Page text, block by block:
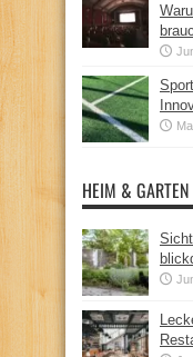
HEIM & GARTEN